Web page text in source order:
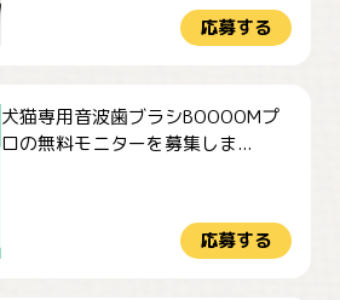
応募する
犬猫専用音波歯ブラシBOOOOMプ
ロの無料モニターを募集しま...
応募する